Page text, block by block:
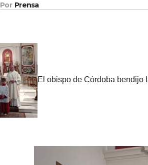
Por Prensa
El obispo de Córdoba bendijo